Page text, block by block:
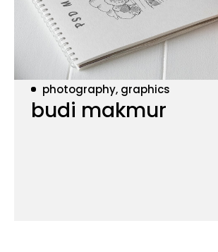
photography, graphics
budi makmur